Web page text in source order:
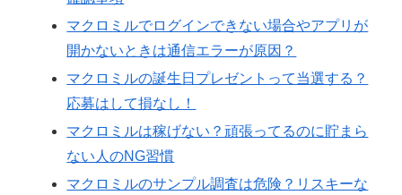
マクロミルでログインできない場合やアプリが
開かないときは通信エラーが原因？
マクロミルの誕生日プレゼントって当選する？
応募はして損なし！
マクロミルは稼げない？頑張ってるのに貯まら
ない人のNG習慣
マクロミルのサンプル調査は危険？リスキーな